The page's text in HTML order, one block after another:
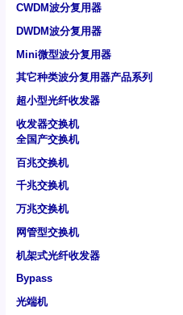
CWDM波分复用器
DWDM波分复用器
Mini微型波分复用器
其它种类波分复用器产品系列
超小型光纤收发器
收发器交换机
全国产交换机
百兆交换机
千兆交换机
万兆交换机
网管型交换机
机架式光纤收发器
Bypass
光端机